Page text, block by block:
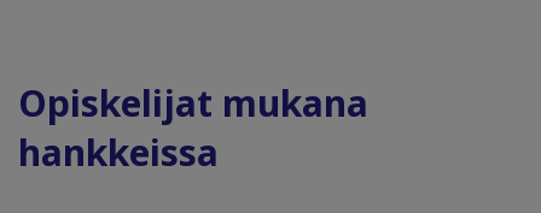
Opiskelijat mukana
hankkeissa